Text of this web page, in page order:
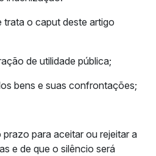
trata o caput deste artigo
de utilidade pública;
bens e suas confrontações;
para aceitar ou rejeitar a
e de que o silêncio será